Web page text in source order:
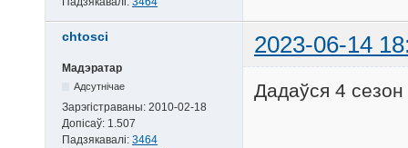
chtosci 2023-06-14
Мадэратар
Адсутнічае
Зарэгістраваны: 2010-02-18
Допісаў: 1.507
Падзякавалі: 3464
Дадаўся 4 сезон